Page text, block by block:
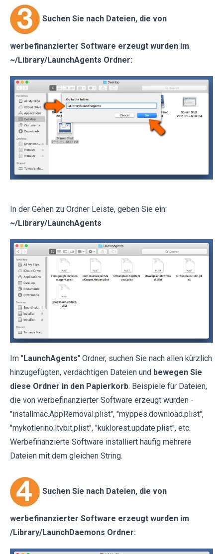
Suchen Sie nach Dateien, die von
werbefinanzierter Software erzeugt wurden im
~/Library/LaunchAgents Ordner:
In der Gehen zu Ordner Leiste, geben Sie ein:
~/Library/LaunchAgents
Im "LaunchAgents" Ordner, suchen Sie nach allen kürzlich
hinzugefügten, verdächtigen Dateien und bewegen Sie
diese Ordner in den Papierkorb. Beispiele für Dateien,
die von werbefinanzierter Software erzeugt wurden -
"installmac.AppRemoval.plist", "myppes.download.plist",
"mykotlerino.ltvbit.plist", "kuklorest.update.plist", etc.
Werbefinanzierte Software installiert häufig mehrere
Dateien mit dem gleichen String.
Suchen Sie nach Dateien, die von
werbefinanzierter Software erzeugt wurden im
/Library/LaunchDaemons Ordner: